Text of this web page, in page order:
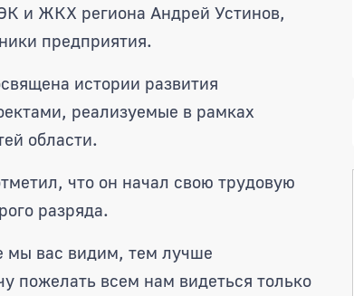
и ЖКХ региона Андрей Устинов,
предприятия.
истории развития
реализуемые в рамках
области.
что он начал свою трудовую
разряда.
мы вас видим, тем лучше
пожелать всем нам видеться только